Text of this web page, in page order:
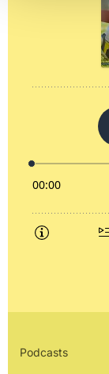
Podcasts